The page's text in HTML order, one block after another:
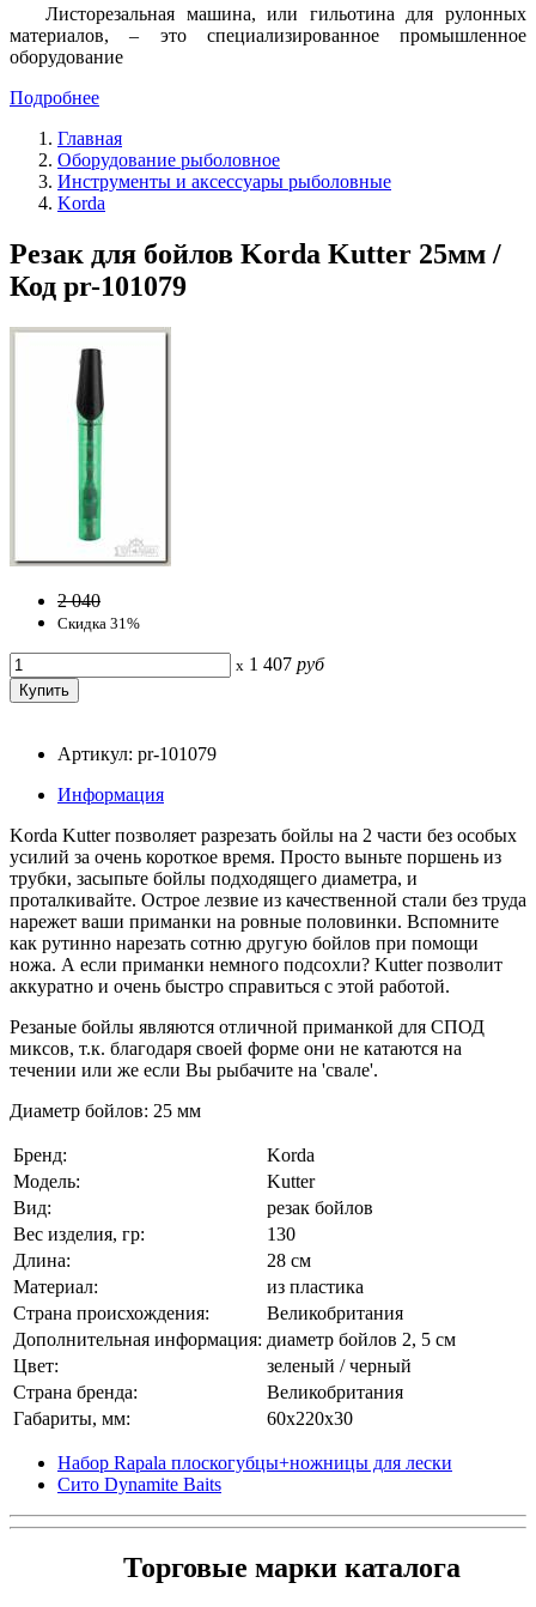
Листорезальная машина, или гильотина для рулонных
материалов, – это специализированное промышленное
оборудование
Подробнее
Главная
Оборудование рыболовное
Инструменты и аксессуары рыболовные
Korda
Резак для бойлов Korda Kutter 25мм /
Код pr-101079
2 040
Скидка 31%
x 1 407 руб
Артикул: pr-101079
Информация
Korda Kutter позволяет разрезать бойлы на 2 части без особых
усилий за очень короткое время. Просто выньте поршень из
трубки, засыпьте бойлы подходящего диаметра, и
проталкивайте. Острое лезвие из качественной стали без труда
нарежет ваши приманки на ровные половинки. Вспомните
как рутинно нарезать сотню другую бойлов при помощи
ножа. А если приманки немного подсохли? Kutter позволит
аккуратно и очень быстро справиться с этой работой.
Резаные бойлы являются отличной приманкой для СПОД
миксов, т.к. благодаря своей форме они не катаются на
течении или же если Вы рыбачите на 'свале'.
Диаметр бойлов: 25 мм
Бренд:
Korda
Модель:
Kutter
Вид:
резак бойлов
Вес изделия, гр:
130
Длина:
28 см
Материал:
из пластика
Страна происхождения:
Великобритания
Дополнительная информация: диаметр бойлов 2, 5 см
Цвет:
зеленый / черный
Страна бренда:
Великобритания
Габариты, мм:
60x220x30
Набор Rapala плоскогубцы+ножницы для лески
Сито Dynamite Baits
Торговые марки каталога